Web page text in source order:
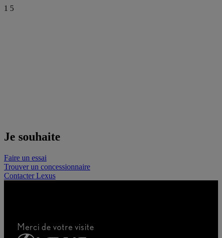
1 5
Je souhaite
Faire un essai
Trouver un concessionnaire
Contacter Lexus
Merci de votre visite